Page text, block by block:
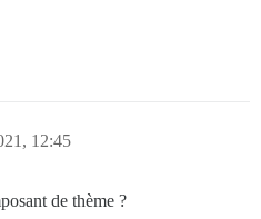
12:45
de thème ?